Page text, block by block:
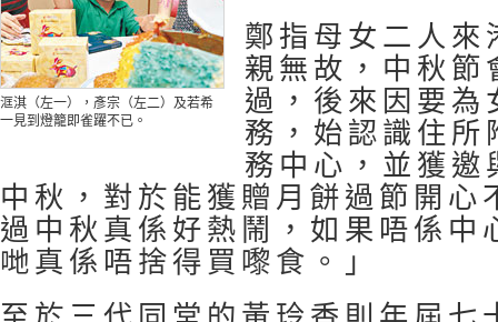
洭淇（左一），彥宗（左二）及若希
一見到燈籠即雀躍不已。
鄭指母女二人來
親無故，中秋節
過，後來因要為
務，始認識住所
務中心，並獲邀
中秋，對於能獲贈月餅過節開心
過中秋真係好熱鬧，如果唔係中
哋真係唔捨得買嚟食。」